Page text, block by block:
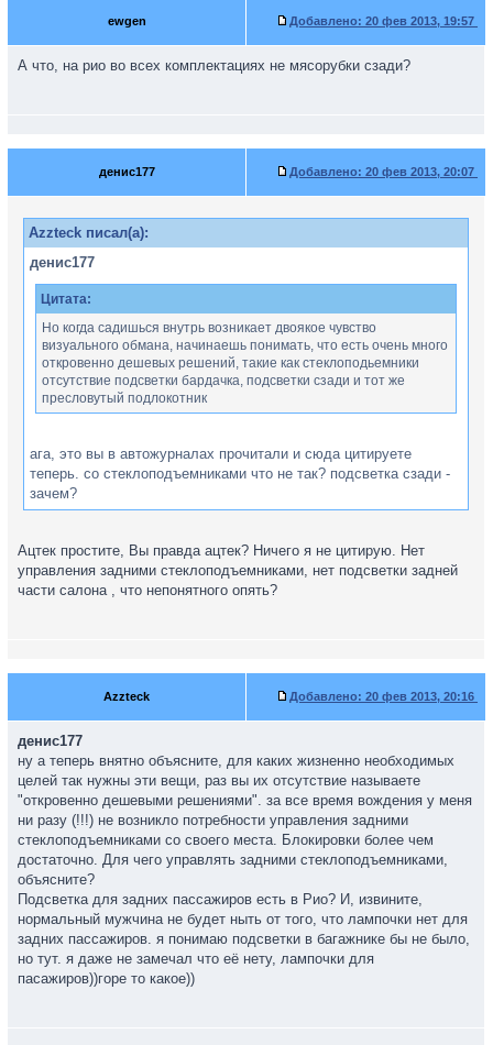
ewgen Добавлено: 20 фев 2013, 19:57
А что, на рио во всех комплектациях не мясорубки сзади?
денис177 Добавлено: 20 фев 2013, 20:07
Azzteck писал(а):
денис177
Цитата:
Но когда садишься внутрь возникает двоякое чувство
визуального обмана, начинаешь понимать, что есть очень много
откровенно дешевых решений, такие как стеклоподьемники
отсутствие подсветки бардачка, подсветки сзади и тот же
пресловутый подлокотник
ага, это вы в автожурналах прочитали и сюда цитируете
теперь. со стеклоподъемниками что не так? подсветка сзади -
зачем?
Ацтек простите, Вы правда ацтек? Ничего я не цитирую. Нет
управления задними стеклоподъемниками, нет подсветки задней
части салона , что непонятного опять?
Azzteck Добавлено: 20 фев 2013, 20:16
денис177
ну а теперь внятно объясните, для каких жизненно необходимых
целей так нужны эти вещи, раз вы их отсутствие называете
"откровенно дешевыми решениями". за все время вождения у меня
ни разу (!!!) не возникло потребности управления задними
стеклоподъемниками со своего места. Блокировки более чем
достаточно. Для чего управлять задними стеклоподъемниками,
объясните?
Подсветка для задних пассажиров есть в Рио? И, извините,
нормальный мужчина не будет ныть от того, что лампочки нет для
задних пассажиров. я понимаю подсветки в багажнике бы не было,
но тут. я даже не замечал что её нету, лампочки для
пасажиров))горе то какое))